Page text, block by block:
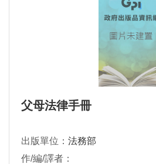
父母法律手冊
出版單位： 法務部
作/編/譯者：